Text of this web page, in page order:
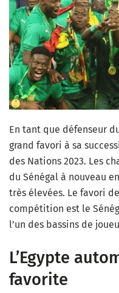
En tant que défenseur
grand favori à sa
des Nations 2023. Les
du Sénégal à nouveau
très élevées. Le favori
compétition est le
l’un des bassins de
L’Egypte
favorite